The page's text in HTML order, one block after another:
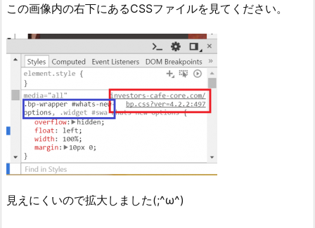
この画像内の右下にあるCSSファイルを見てください。
見えにくいので拡大しました(;^ω^)